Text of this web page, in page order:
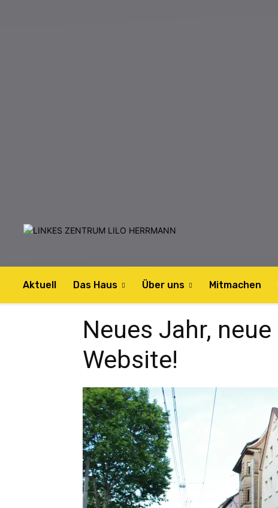
Aktuell Das Haus Über uns Mitmachen
Neues Jahr,
Website!